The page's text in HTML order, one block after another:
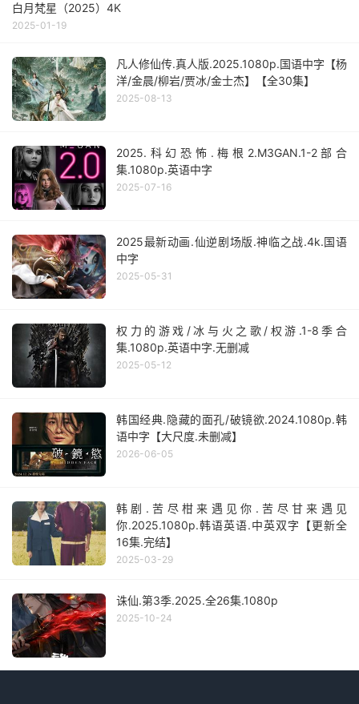
白月梵星（2025）4K
2025-01-19
凡人修仙传.真人版.2025.1080p.国语中字【杨
洋/金晨/柳岩/贾冰/金士杰】【全30集】
2025-08-13
2025.科幻恐怖.梅根2.M3GAN.1-2部合
集.1080p.英语中字
2025-07-16
2025最新动画.仙逆剧场版.神临之战.4k.国语
中字
2025-05-31
权力的游戏/冰与火之歌/权游.1-8季合
集.1080p.英语中字.无删减
2025-05-12
韩国经典.隐藏的面孔/破镜欲.2024.1080p.韩
语中字【大尺度.未删减】
2026-06-05
韩剧.苦尽柑来遇见你.苦尽甘来遇见
你.2025.1080p.韩语英语.中英双字【更新全
16集.完结】
2025-03-29
诛仙.第3季.2025.全26集.1080p
2025-10-24